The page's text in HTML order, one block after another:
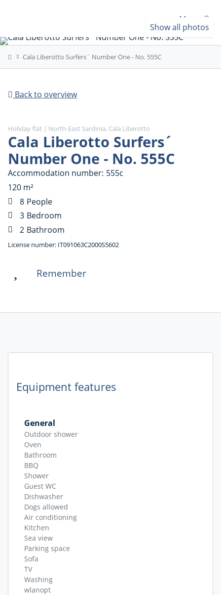
Menu
Show all photos
Cala Liberotto Surfers´ Number One - No. 555C
Back to overview
Holiday flat | North-East Sardinia, Cala Liberotto
Cala Liberotto Surfers´
Number One - No. 555C
Accommodation number 555c
120 m²
People
8
Bedroom
3
Bathroom
2
License number: IT091063C2000S5602
Remember
Equipment features
General
Outdoor shower
Oven
Bathroom
BBQ
Shower
Guest WC
Dishwasher
Dogs allowed
Air conditioning
Kitchen
Sea view
Parking space
Sofa
TV
Washing
wlanopt